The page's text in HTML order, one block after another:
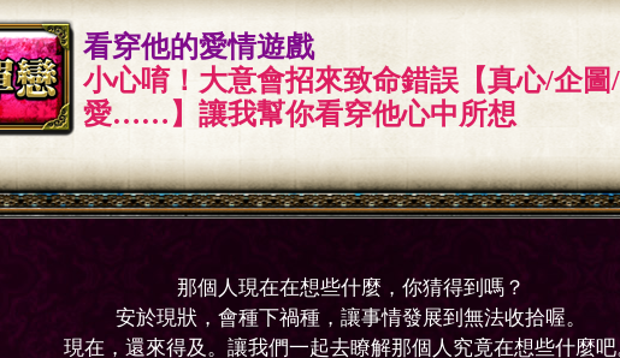
看穿他的愛情遊戲
小心唷！大意會招來致命錯誤【真心/企圖
愛……】讓我幫你看穿他心中所想
那個人現在在想些什麼，你猜得到嗎？
安於現狀，會種下禍種，讓事情發展到無法收拾喔。